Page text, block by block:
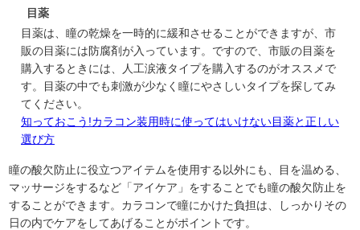
目薬
目薬は、瞳の乾燥を一時的に緩和させることができますが、市
販の目薬には防腐剤が入っています。ですので、市販の目薬を
購入するときには、人工涙液タイプを購入するのがオススメで
す。目薬の中でも刺激が少なく瞳にやさしいタイプを探してみ
てください。
知っておこう!カラコン装用時に使ってはいけない目薬と正しい
選び方
瞳の酸欠防止に役立つアイテムを使用する以外にも、目を温める、
マッサージをするなど「アイケア」をすることでも瞳の酸欠防止を
することができます。カラコンで瞳にかけた負担は、しっかりその
日の内でケアをしてあげることがポイントです。